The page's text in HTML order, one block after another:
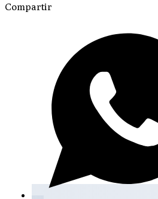
Compartir